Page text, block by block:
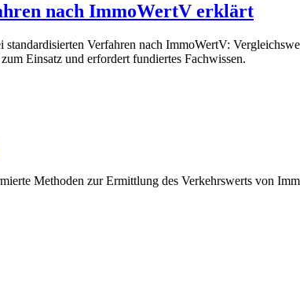
nach ImmoWertV erklärt
Verfahren nach ImmoWertV:
Einsatz und erfordert fundiertes Fachwissen.
Methoden zur Ermittlung des Verkehrswerts von